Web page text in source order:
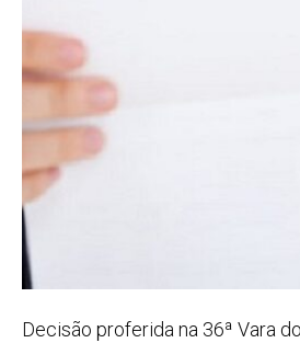
Decisão proferida na 36ª Vara